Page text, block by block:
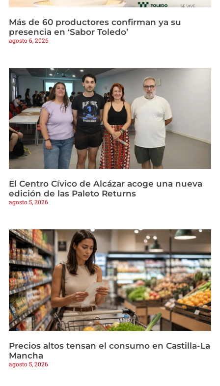
Más de 60 productores confirman ya su
presencia en ‘Sabor Toledo’
agosto 6, 2026
El Centro Cívico de Alcázar acoge una nueva
edición de las Paleto Returns
agosto 5, 2026
Precios altos tensan el consumo en Castilla-La
Mancha
agosto 5, 2026